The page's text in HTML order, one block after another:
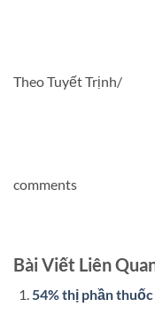
Theo Tuyết Trịnh/
comments
Bài Viết Liên
54% thị phần